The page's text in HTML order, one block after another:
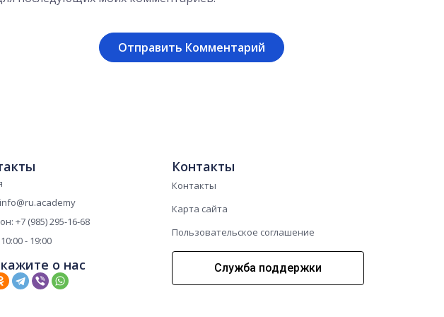
+7 (985) 295-16-68
- 19:00
о нас
Контакты
Контакты
Карта сайта
Пользовательское соглашение
Служба поддержки